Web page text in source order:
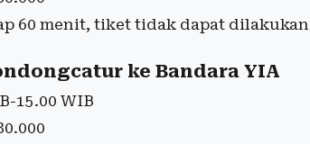
60 menit, tiket tidak dapat
ke Bandara YIA
15.00 WIB